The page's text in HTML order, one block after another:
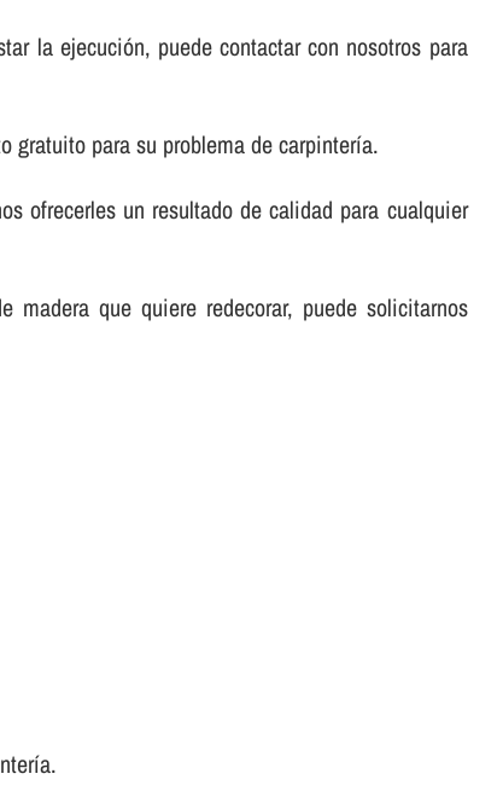
la ejecución, puede contactar con nosotros para
gratuito para su problema de carpinterí­a.
ofrecerles un resultado de calidad para cualquier
que quiere redecorar, puede solicitarnos